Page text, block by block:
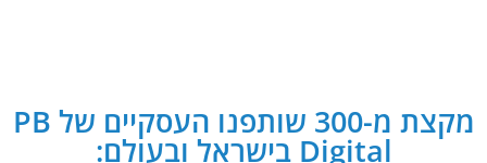
מקצת מ-300 שותפנו העסקיים של PB
Digital בישראל ובעולם: